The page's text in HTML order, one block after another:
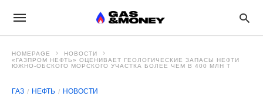
HOMEPAGE
НОВОСТИ
«ГАЗПРОМ НЕФТЬ» ОЦЕНИВАЕТ ГЕОЛОГИЧЕСКИЕ ЗАПАСЫ НЕФТИ
ЮЖНО-ОБСКОГО МОРСКОГО УЧАСТКА БОЛЕЕ ЧЕМ В 400 МЛН Т
ГАЗ НЕФТЬ НОВОСТИ